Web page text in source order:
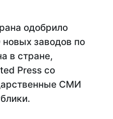
одобрило
новых заводов по
в стране,
Press со
СМИ